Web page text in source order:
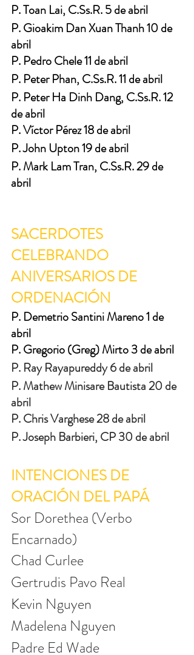
P. Toan Lai, C.Ss.R. 5 de abril
P. Gioakim Dan Xuan Thanh 10 de
abril
P. Pedro Chele 11 de abril
P. Peter Phan, C.Ss.R. 11 de abril
P. Peter Ha Dinh Dang, C.Ss.R. 12
de abril
P. Víctor Pérez 18 de abril
P. John Upton 19 de abril
P. Mark Lam Tran, C.Ss.R. 29 de
abril
SACERDOTES
CELEBRANDO
ANIVERSARIOS DE
ORDENACIÓN
P. Demetrio Santini Mareno 1 de
abril
P. Gregorio (Greg) Mirto 3 de abril
P. Ray Rayapureddy 6 de abril
P. Mathew Minisare Bautista 20 de
abril
P. Chris Varghese 28 de abril
P. Joseph Barbieri, CP 30 de abril
INTENCIONES DE
ORACIÓN DEL PAPÁ
Sor Dorethea (Verbo
Encarnado)
Chad Curlee
Gertrudis Pavo Real
Kevin Nguyen
Madelena Nguyen
Padre Ed Wade